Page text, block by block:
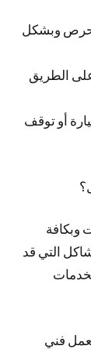
نحرص وبشكل
الطريق
أو توقف
وبكافة
التي قد
فني